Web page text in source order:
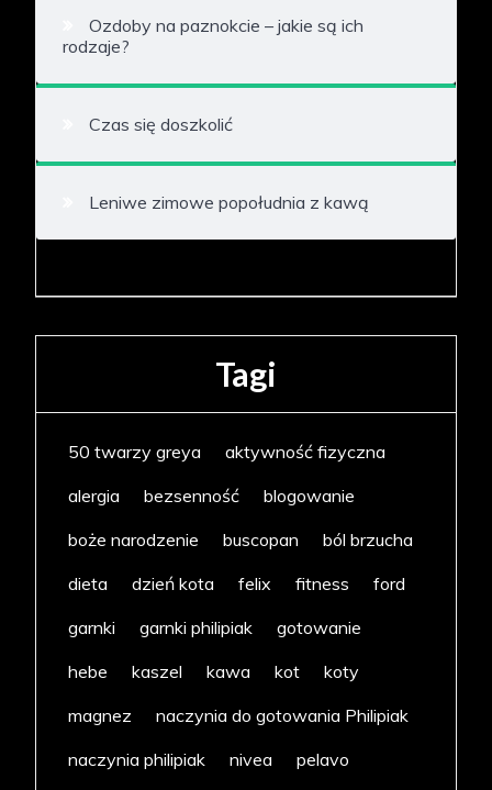
Ozdoby na paznokcie – jakie są ich
rodzaje?
Czas się doszkolić
Leniwe zimowe popołudnia z kawą
Tagi
50 twarzy greya
aktywność fizyczna
alergia
bezsenność
blogowanie
boże narodzenie
buscopan
ból brzucha
dieta
dzień kota felix fitness
ford
garnki
garnki philipiak
gotowanie
hebe
kaszel kawa kot
koty
magnez
naczynia do gotowania Philipiak
naczynia philipiak
nivea
pelavo